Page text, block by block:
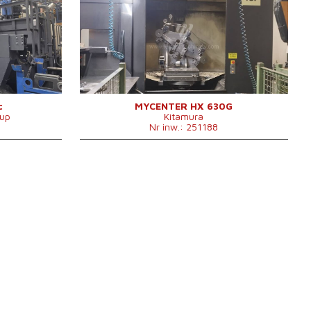
31i
mm
1250 mm
1800 mm
- 6000
System sterowania
tak
System sterowania Kitamura
Arumatik-Mi
Powierzchnia mocująca stołu
630x630 mm
Przejazd osi X
1100 mm
Przejazd osi Y
920 mm
Przejazd osi Z
1050 mm
Obroty wrzeciona
35 - 12000
/min.
Liczba osi sterowanych
4
Chłodzenie przez wrzeciono
Ciśnienie chłodzenia przez
wrzeciono
MYCENTER HX 630G
Kitamura
Nr inw.: 251188